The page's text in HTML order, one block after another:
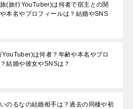
(旅行YouTuber)は何者で宿主との関
本名やプロフィールは？結婚やSNS
YouTuber)は何者？年齢や本名やプロ
結婚や彼女やSNSは？
のるなの結婚相手は？過去の同棲や初